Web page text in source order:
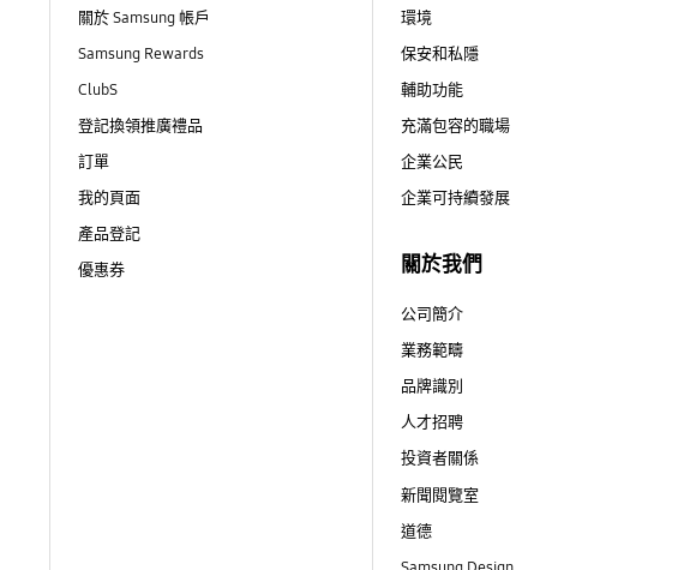
關於 Samsung 帳戶
Samsung Rewards
ClubS
登記換領推廣禮品
訂單
我的頁面
產品登記
優惠券
環境
保安和私隱
輔助功能
充滿包容的職場
企業公民
企業可持續發展
關於我們
公司簡介
業務範疇
品牌識別
人才招聘
投資者關係
新聞閱覽室
道德